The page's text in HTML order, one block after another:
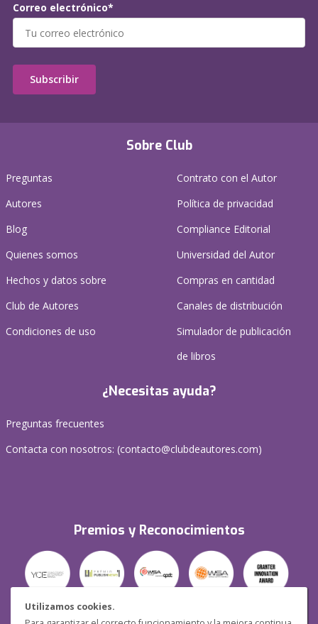
Utilizamos cookies.
Sobre Club
Preguntas
Autores
Blog
Quienes somos
Hechos y datos sobre
Club de Autores
Condiciones de uso
Contrato con el Autor
Política de privacidad
Compliance Editorial
Universidad del Autor
Compras en cantidad
Canales de distribución
Simulador de publicación
de libros
¿Necesitas ayuda?
Preguntas frecuentes
Contacta con nosotros: (contacto@clubdeautores.com)
Premios y Reconocimientos
Correo electrónico*
Subscribir